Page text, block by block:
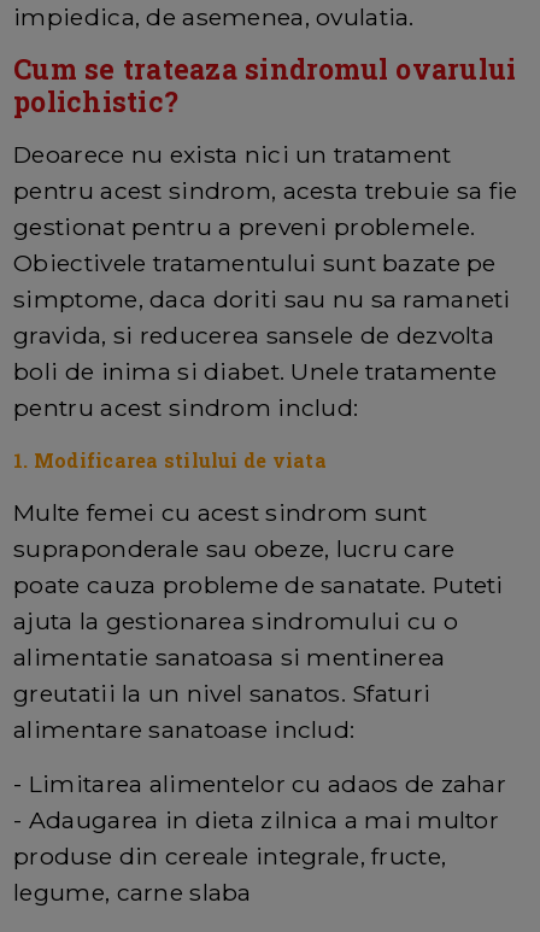
impiedica, de asemenea, ovulatia.
Cum se trateaza sindromul ovarului
polichistic?
Deoarece nu exista nici un tratament
pentru acest sindrom, acesta trebuie sa fie
gestionat pentru a preveni problemele.
Obiectivele tratamentului sunt bazate pe
simptome, daca doriti sau nu sa ramaneti
gravida, si reducerea sansele de dezvolta
boli de inima si diabet. Unele tratamente
pentru acest sindrom includ:
1. Modificarea stilului de viata
Multe femei cu acest sindrom sunt
supraponderale sau obeze, lucru care
poate cauza probleme de sanatate. Puteti
ajuta la gestionarea sindromului cu o
alimentatie sanatoasa si mentinerea
greutatii la un nivel sanatos. Sfaturi
alimentare sanatoase includ:
- Limitarea alimentelor cu adaos de zahar
- Adaugarea in dieta zilnica a mai multor
produse din cereale integrale, fructe,
legume, carne slaba